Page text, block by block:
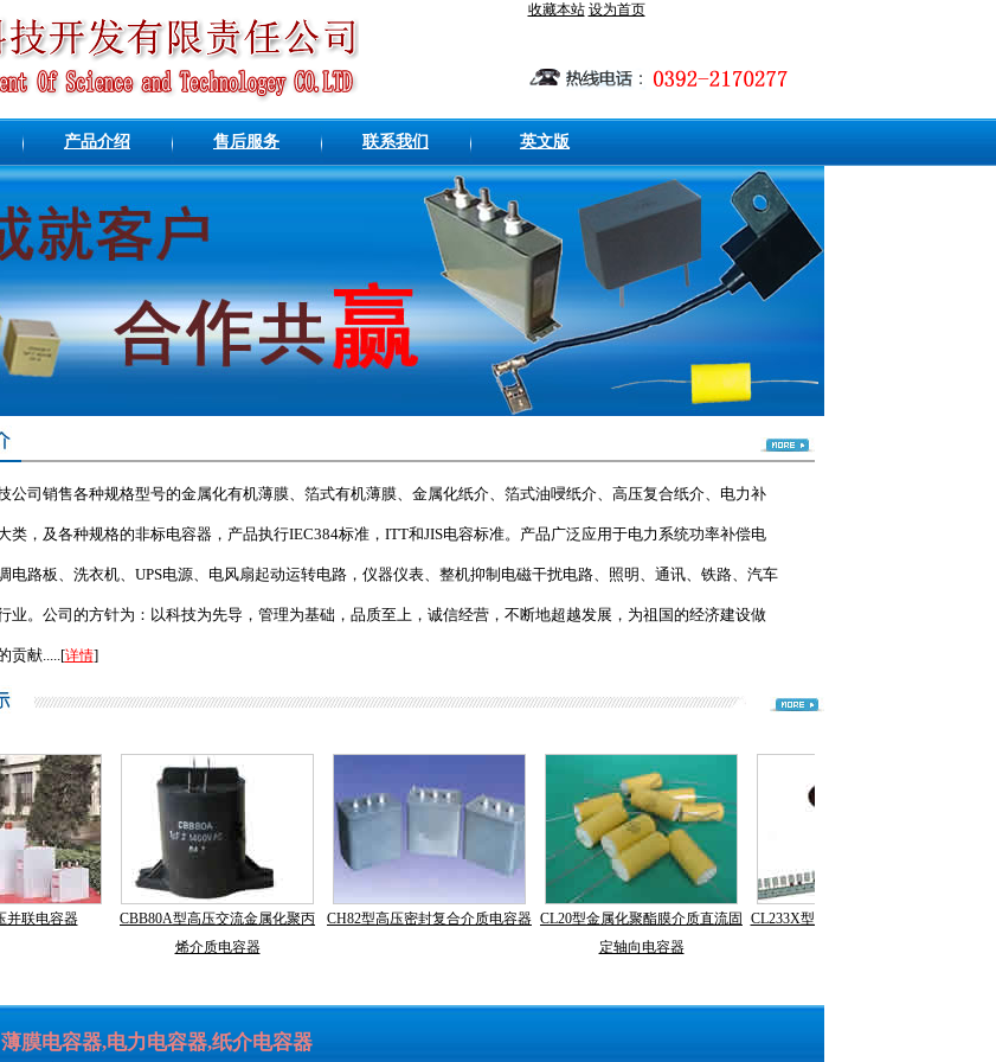
收藏本站 设为首页
产品介绍 售后服务 联系我们 英文版
公司销售各种规格型号的金属化有机薄膜、箔式有机薄膜、金属化纸介、箔式油唚纸介、高压复合纸介、电力补
类，及各种规格的非标电容器，产品执行IEC384标准，ITT和JIS电容标准。产品广泛应用于电力系统功率补偿电
电路板、洗衣机、UPS电源、电风扇起动运转电路，仪器仪表、整机抑制电磁干扰电路、照明、通讯、铁路、汽车
业。公司的方针为：以科技为先导，管理为基础，品质至上，诚信经营，不断地超越发展，为祖国的经济建设做
贡献.....[详情]
联电容器
CBB80A型高压交流金属化聚丙
烯介质电容器
CH82型高压密封复合介质电容器
CL20型金属化聚酯膜介质直流固
定轴向电容器
CL233X型金属化聚酯薄膜电容器
薄膜电容器,电力电容器,纸介电容器